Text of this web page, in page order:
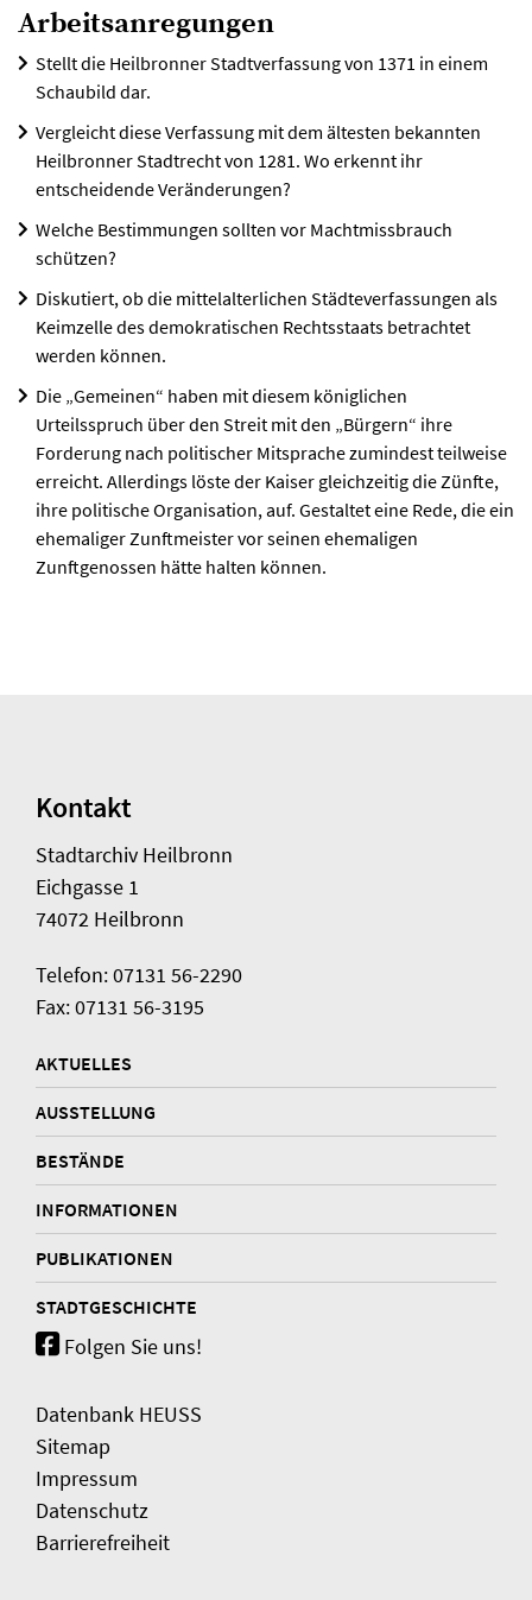
Arbeitsanregungen
Stellt die Heilbronner Stadtverfassung von 1371 in einem
Schaubild dar.
Vergleicht diese Verfassung mit dem ältesten bekannten
Heilbronner Stadtrecht von 1281. Wo erkennt ihr
entscheidende Veränderungen?
Welche Bestimmungen sollten vor Machtmissbrauch
schützen?
Diskutiert, ob die mittelalterlichen Städteverfassungen als
Keimzelle des demokratischen Rechtsstaats betrachtet
werden können.
Die „Gemeinen“ haben mit diesem königlichen
Urteilsspruch über den Streit mit den „Bürgern“ ihre
Forderung nach politischer Mitsprache zumindest teilweise
erreicht. Allerdings löste der Kaiser gleichzeitig die Zünfte,
ihre politische Organisation, auf. Gestaltet eine Rede, die ein
ehemaliger Zunftmeister vor seinen ehemaligen
Zunftgenossen hätte halten können.
Kontakt
Stadtarchiv Heilbronn
Eichgasse 1
74072 Heilbronn
Telefon: 07131 56-2290
Fax: 07131 56-3195
AKTUELLES
AUSSTELLUNG
BESTÄNDE
INFORMATIONEN
PUBLIKATIONEN
STADTGESCHICHTE
Folgen Sie uns!
Datenbank HEUSS
Sitemap
Impressum
Datenschutz
Barrierefreiheit